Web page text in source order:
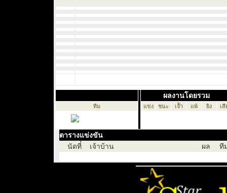
ผลงานโดยรวม
ทีม แข่ง ชนะ เจ๊้า แพ้ ยิง เสี
ตารางแข่งขัน
นัดที่์่
เจ้าบ้าน ผล ที